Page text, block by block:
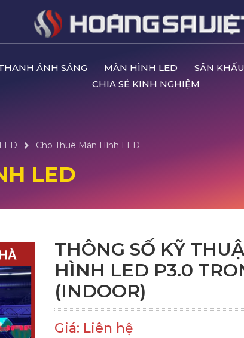
ÁNH SÁNG MÀN HÌNH LED SÂN KHẤU
CHIA SẺ KINH NGHIỆM
Cho Thuê Màn Hình LED
LED
THÔNG SỐ KỸ
HÌNH LED P3.0
(INDOOR)
Giá: Liên hệ